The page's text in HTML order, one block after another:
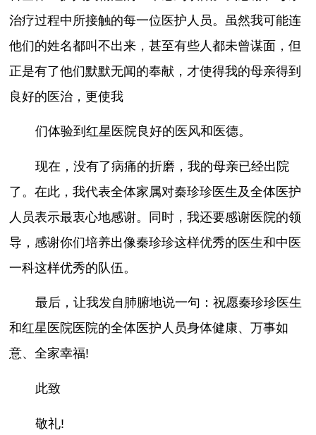
治疗过程中所接触的每一位医护人员。虽然我可能连
他们的姓名都叫不出来，甚至有些人都未曾谋面，但
正是有了他们默默无闻的奉献，才使得我的母亲得到
良好的医治，更使我
们体验到红星医院良好的医风和医德。
现在，没有了病痛的折磨，我的母亲已经出院
了。在此，我代表全体家属对秦珍珍医生及全体医护
人员表示最衷心地感谢。同时，我还要感谢医院的领
导，感谢你们培养出像秦珍珍这样优秀的医生和中医
一科这样优秀的队伍。
最后，让我发自肺腑地说一句：祝愿秦珍珍医生
和红星医院医院的全体医护人员身体健康、万事如
意、全家幸福!
此致
敬礼!